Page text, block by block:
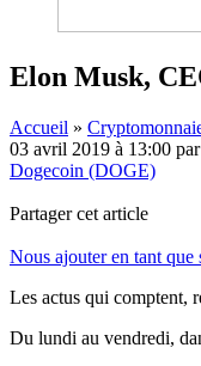
Elon Musk,
Accueil »
03 avril 2019 à 13:00 par
Dogecoin (DOGE)
Partager cet article
Nous ajouter en tant que
Les actus qui comptent,
Du lundi au vendredi,